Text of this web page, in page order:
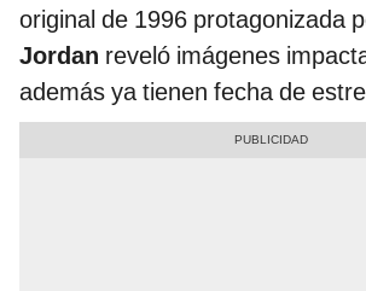
original de 1996 protagonizada
Jordan reveló imágenes
además ya tienen fecha de